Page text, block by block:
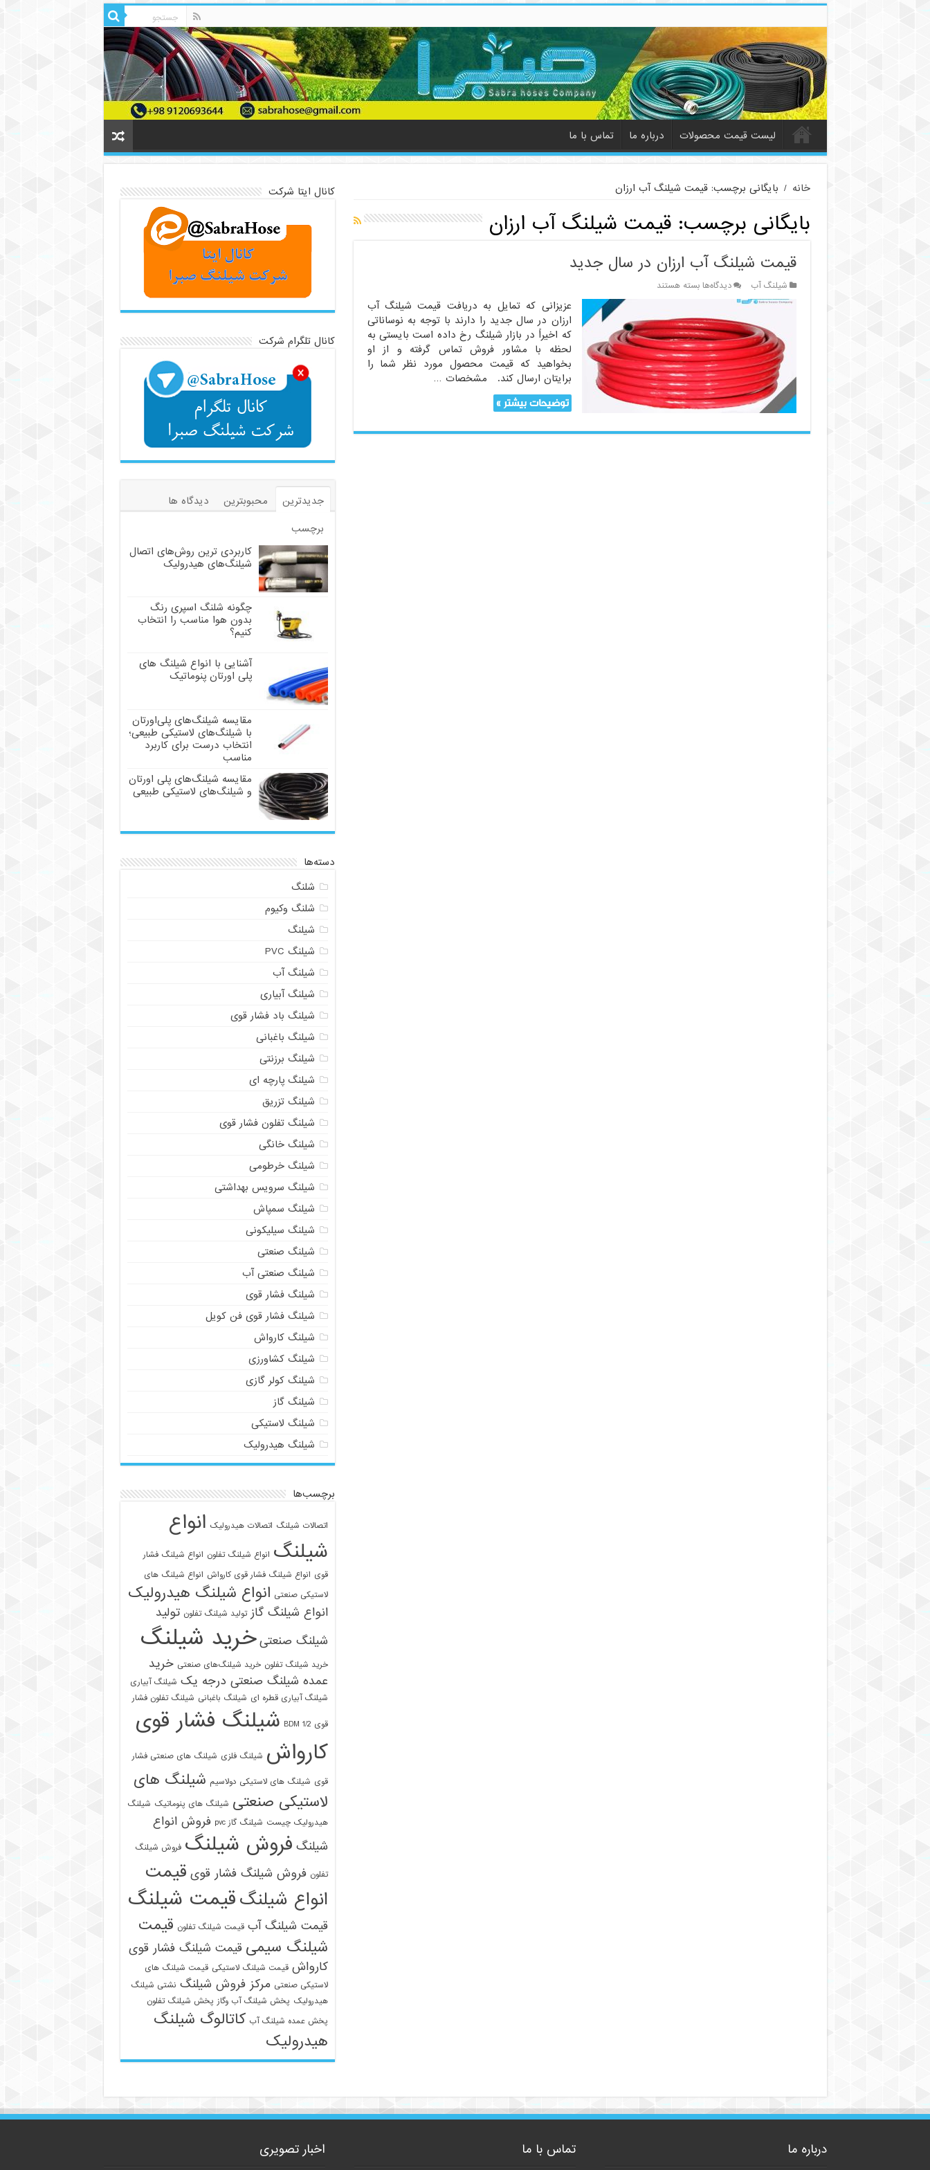
لیست قیمت محصولات درباره ما تماس با ما
خانه / بایگانی برچسب: قیمت شیلنگ آب ارزان
بایگانی برچسب:قیمت شیلنگ آب ارزان
قیمت شیلنگ آب ارزان در سال جدید
شیلنگ آب دیدگاه‌هابرای
آب
ارزان
در
سال
جدید
بسته هستند
عزیزانی که تمایل به دریافت قیمت شیلنگ آب
ارزان در سال جدید را دارند با توجه به نوساناتی
که اخیراً در بازار شیلنگ رخ داده است بایستی به
لحظه با مشاور فروش تماس گرفته و از او
بخواهید که قیمت محصول مورد نظر شما را
برایتان ارسال کند. مشخصات …
توضیحات بیشتر »
کانال ایتا شرکت
کانال تلگرام شرکت
جدیدترین محبوبترین
دیدگاه ها
برچسب
کاربردی ترین روش‌های اتصال
شیلنگ‌های هیدرولیک
چگونه شلنگ اسپری رنگ
بدون هوا مناسب را انتخاب
کنیم؟
آشنایی با انواع شیلنگ های
پلی اورتان پنوماتیک
مقایسه شیلنگ‌های پلی‌اورتان
با شیلنگ‌های لاستیکی طبیعی؛
انتخاب درست برای کاربرد
مناسب
مقایسه شیلنگ‌های پلی اورتان
و شیلنگ‌های لاستیکی طبیعی
دسته‌ها
شلنگ
شلنگ وکیوم
شیلنگ
شیلنگ PVC
شیلنگ آب
شیلنگ آبیاری
شیلنگ باد فشار قوی
شیلنگ باغبانی
شیلنگ برزنتی
شیلنگ پارچه‌ ای
شیلنگ تزریق
شیلنگ تفلون فشار قوی
شیلنگ خانگی
شیلنگ خرطومی
شیلنگ سرویس بهداشتی
شیلنگ سمپاش
شیلنگ سیلیکونی
شیلنگ صنعتی
شیلنگ صنعتی آب
شیلنگ فشار قوی
شیلنگ فشار قوی فن کویل
شیلنگ کارواش
شیلنگ کشاورزی
شیلنگ کولر گازی
شیلنگ گاز
شیلنگ لاستیکی
شیلنگ هیدرولیک
برچسب‌ها
اتصالات شیلنگ اتصالات هیدرولیک انواع
شیلنگ انواع شیلنگ تفلون انواع شیلنگ فشار
قوی انواع شیلنگ فشار قوی کارواش انواع شیلنگ های
لاستیکی صنعتی انواع شیلنگ هیدرولیک
انواع شیلنگ گاز تولید شیلنگ تفلون تولید
شیلنگ صنعتی خرید شیلنگ
خرید شیلنگ تفلون خرید شیلنگ‌های صنعتی خرید
عمده شیلنگ صنعتی درجه یک شیلنگ آبیاری
شیلنگ آبیاری قطره ای شیلنگ باغبانی شیلنگ تفلون فشار
قوی 1/2 BDM
شیلنگ فشار قوی
کارواش شیلنگ فلزی شیلنگ های صنعتی فشار
قوی شیلنگ های لاستیکی دولاسیم شیلنگ های
لاستیکی صنعتی شیلنگ های پنوماتیک شیلنگ
هیدرولیک چیست شیلنگ گاز pvc
فروش انواع
شیلنگ فروش شیلنگ فروش شیلنگ
تفلون فروش شیلنگ فشار قوی قیمت
انواع شیلنگقیمت شیلنگ
قیمت شیلنگ آب قیمت شیلنگ تفلون قیمت
شیلنگ سیمی قیمت شیلنگ فشار قوی
کارواش قیمت شیلنگ لاستیکی قیمت شیلنگ های
لاستیکی صنعتی مرکز فروش شیلنگ نشتی شیلنگ
هیدرولیک پخش شیلنگ آب وگاز پخش شیلنگ تفلون
پخش عمده شیلنگ آب کاتالوگ شیلنگ
هیدرولیک
درباره ما تماس با ما اخبار تصویری